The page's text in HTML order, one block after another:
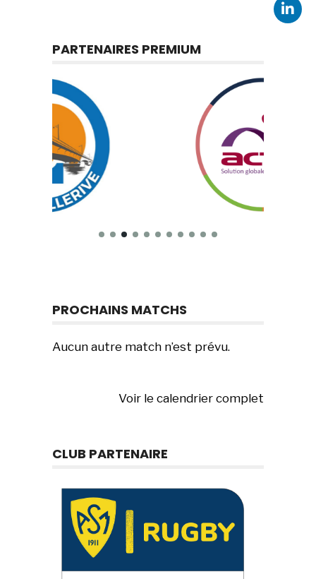
PARTENAIRES PREMIUM
PROCHAINS MATCHS
Aucun autre match n’est prévu.
Voir le calendrier complet
CLUB PARTENAIRE